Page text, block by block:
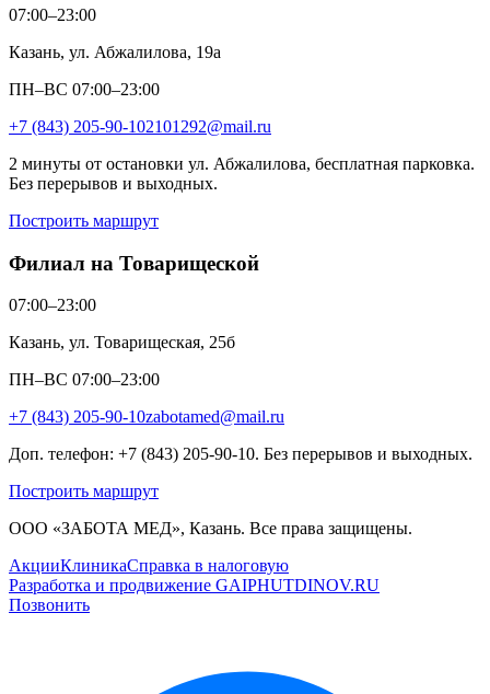
07:00–23:00
Казань, ул. Абжалилова, 19а
ПН–ВС 07:00–23:00
+7 (843) 205-90-102101292@mail.ru
2 минуты от остановки ул. Абжалилова, бесплатная парковка.
Без перерывов и выходных.
Построить маршрут
Филиал на Товарищеской
07:00–23:00
Казань, ул. Товарищеская, 25б
ПН–ВС 07:00–23:00
+7 (843) 205-90-10zabotamed@mail.ru
Доп. телефон: +7 (843) 205-90-10. Без перерывов и выходных.
Построить маршрут
ООО «ЗАБОТА МЕД», Казань. Все права защищены.
АкцииКлиникаСправка в налоговую
Разработка и продвижение GAIPHUTDINOV.RU
Позвонить